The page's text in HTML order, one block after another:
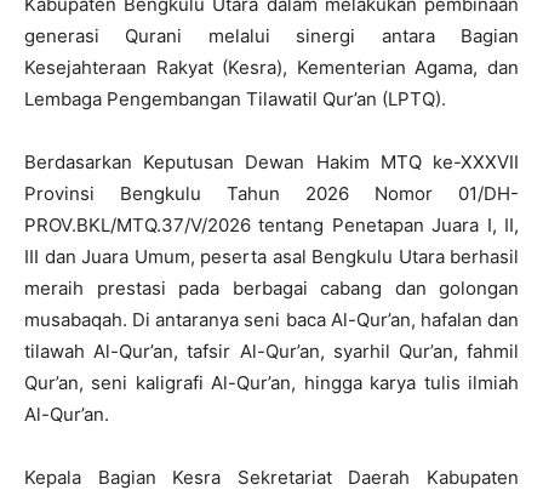
generasi Qurani melalui sinergi antara Bagian
Kesejahteraan Rakyat (Kesra), Kementerian Agama, dan
Lembaga Pengembangan Tilawatil Qur’an (LPTQ).
Berdasarkan Keputusan Dewan Hakim MTQ ke-XXXVII
Provinsi Bengkulu Tahun 2026 Nomor 01/DH-
PROV.BKL/MTQ.37/V/2026 tentang Penetapan Juara I, II,
III dan Juara Umum, peserta asal Bengkulu Utara berhasil
meraih prestasi pada berbagai cabang dan golongan
musabaqah. Di antaranya seni baca Al-Qur’an, hafalan dan
tilawah Al-Qur’an, tafsir Al-Qur’an, syarhil Qur’an, fahmil
Qur’an, seni kaligrafi Al-Qur’an, hingga karya tulis ilmiah
Al-Qur’an.
Kepala Bagian Kesra Sekretariat Daerah Kabupaten